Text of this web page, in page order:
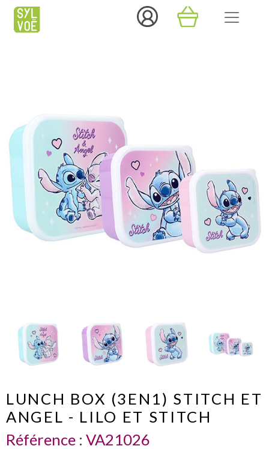
LUNCH BOX (3EN1) STITCH ET
ANGEL - LILO ET STITCH
Référence : VA21026